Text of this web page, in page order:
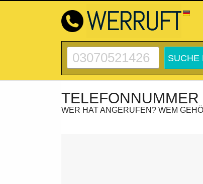
TELEFONNUMMER
WER HAT ANGERUFEN? WEM